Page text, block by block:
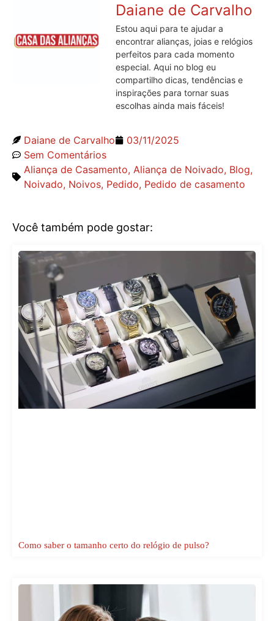
Daiane de Carvalho
Estou aqui para te ajudar a
encontrar alianças, joias e relógios
perfeitos para cada momento
especial. Aqui no blog eu
compartilho dicas, tendências e
inspirações para tornar suas
escolhas ainda mais fáceis!
Daiane de Carvalho
03/11/2025
Sem Comentários
Aliança de Casamento, Aliança de Noivado, Blog,
Noivado, Noivos, Pedido, Pedido de casamento
Você também pode gostar:
Como saber o tamanho certo do relógio de pulso?